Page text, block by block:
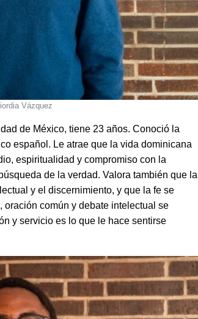
Vázquez
de México, tiene 23 años. Conoció la
español. Le atrae que la vida dominicana
espiritualidad y compromiso con la
de la verdad. Valora también que la
y el discernimiento, y que la fe se
común y debate intelectual se
y servicio es lo que le hace sentirse